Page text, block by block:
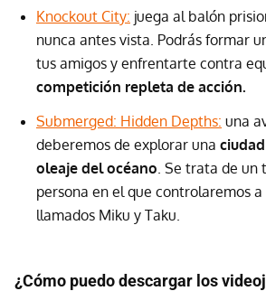
Knockout City: juega al balón
nunca antes vista. Podrás formar
tus amigos y enfrentarte contra
competición repleta de acción.
Submerged: Hidden Depths: una
deberemos de explorar una
oleaje del océano . Se trata de
persona en el que controlaremos a
llamados Miku y Taku.
¿Cómo puedo descargar los